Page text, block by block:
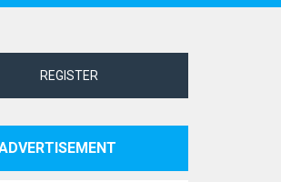
REGISTER